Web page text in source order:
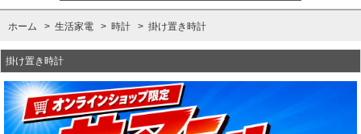
ホーム > 生活家電 > 時計 > 掛け置き時計
掛け置き時計